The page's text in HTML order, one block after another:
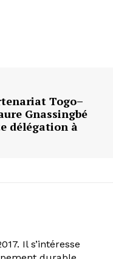
Togo–
Gnassingbé
délégation à
Il s’intéresse